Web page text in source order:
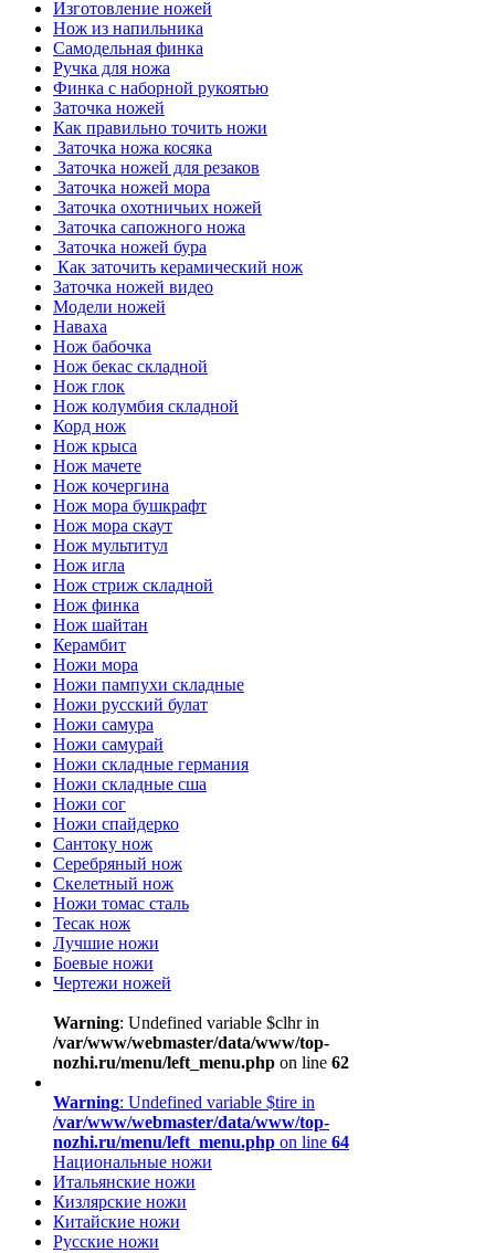
Изготовление ножей
Нож из напильника
Самодельная финка
Ручка для ножа
Финка с наборной рукоятью
Заточка ножей
Как правильно точить ножи
Заточка ножа косяка
Заточка ножей для резаков
Заточка ножей мора
Заточка охотничьих ножей
Заточка сапожного ножа
Заточка ножей бура
Как заточить керамический нож
Заточка ножей видео
Модели ножей
Наваха
Нож бабочка
Нож бекас складной
Нож глок
Нож колумбия складной
Корд нож
Нож крыса
Нож мачете
Нож кочергина
Нож мора бушкрафт
Нож мора скаут
Нож мультитул
Нож игла
Нож стриж складной
Нож финка
Нож шайтан
Керамбит
Ножи мора
Ножи пампухи складные
Ножи русский булат
Ножи самура
Ножи самурай
Ножи складные германия
Ножи складные сша
Ножи сог
Ножи спайдерко
Сантоку нож
Серебряный нож
Скелетный нож
Ножи томас сталь
Тесак нож
Лучшие ножи
Боевые ножи
Чертежи ножей
Warning: Undefined variable $clhr in
/var/www/webmaster/data/www/top-
nozhi.ru/menu/left_menu.php on line 62
Warning: Undefined variable $tire in
/var/www/webmaster/data/www/top-
nozhi.ru/menu/left_menu.php on line 64
Национальные ножи
Итальянские ножи
Кизлярские ножи
Китайские ножи
Русские ножи